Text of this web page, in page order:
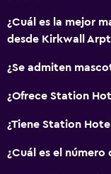
¿Cuál es la mejor
desde Kirkwall
¿Se admiten
¿Ofrece Station
¿Tiene Station
¿Cuál es el